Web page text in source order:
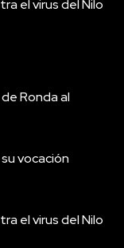
el virus del Nilo
Ronda al
vocación
el virus del Nilo